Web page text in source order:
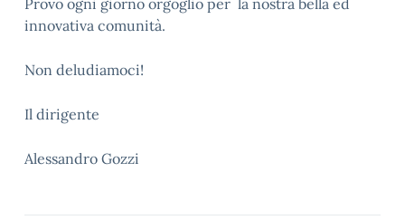
Provo ogni giorno orgoglio per la nostra bella ed
innovativa comunità.
Non deludiamoci!
Il dirigente
Alessandro Gozzi